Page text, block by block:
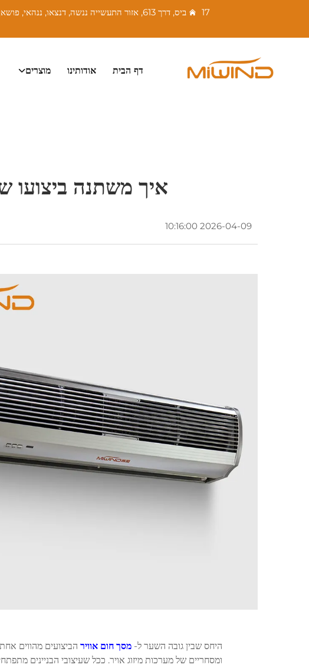
17 ביס, דרך 613, אזור התעשייה ננשה, דנצאו, ננהאי, פושאן, גואנגדונג, סין. מיקוד: 528216
דף הבית אודותינו מוצרים
איך משתנה ביצועו
2026-04-09 10:16:00
היחס שבין גובה השער ל- מסך חום אוויר הביצועים מהווים
ומסחריים של מערכות מיזוג אויר. ככל שעיצובי הבניינים